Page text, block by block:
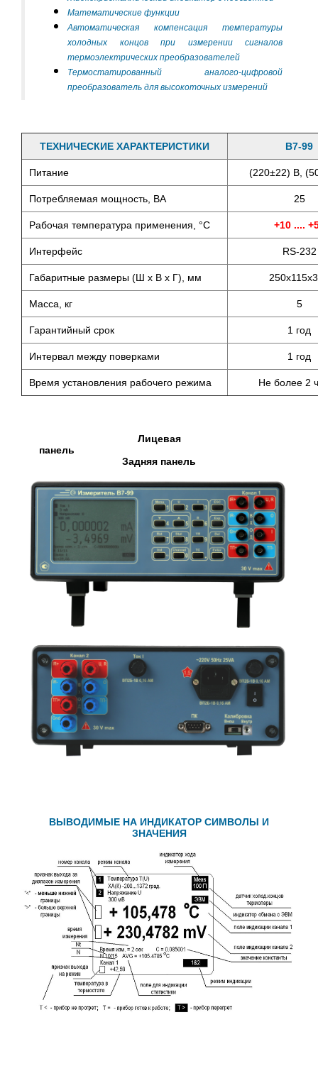
Математические функции
Автоматическая компенсация температуры
холодных концов при измерении сигналов
термоэлектрических преобразователей
Термостатированный аналого-цифровой
преобразователь для высокоточных измерений
ТЕХНИЧЕСКИЕ ХАРАКТЕРИСТИКИ В7-99
Питание (220±22) В,
Потребляемая мощность, ВА 25
Рабочая температура применения, °С +10 ....
Интерфейс RS-232
Габаритные размеры (Ш х В х Г), мм
Масса, кг 5
Гарантийный срок 1 год
Интервал между поверками 1 год
Время установления рабочего режима Не более 2
Лицевая
панель
Задняя панель
ВЫВОДИМЫЕ НА ИНДИКАТОР СИМВОЛЫ И
ЗНАЧЕНИЯ